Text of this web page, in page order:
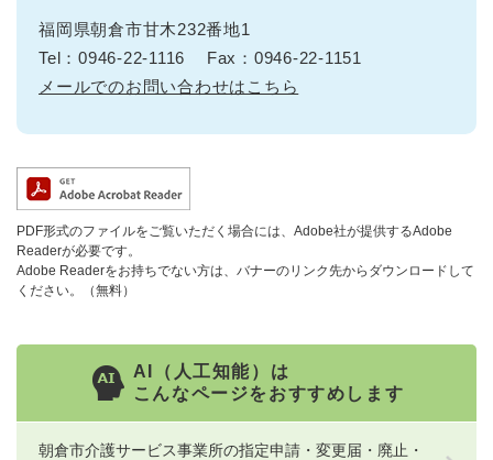
福岡県朝倉市甘木232番地1
Tel：0946-22-1116
Fax：0946-22-1151
メールでのお問い合わせはこちら
PDF形式のファイルをご覧いただく場合には、Adobe社が提供するAdobe
Readerが必要です。
Adobe Readerをお持ちでない方は、バナーのリンク先からダウンロードして
ください。（無料）
AI（人工知能）は
こんなページをおすすめします
朝倉市介護サービス事業所の指定申請・変更届・廃止・